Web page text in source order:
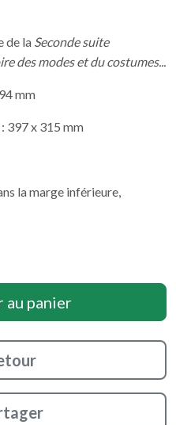
de la Seconde suite
des modes et du costumes...
mm
397 x 315 mm
la marge inférieure,
au panier